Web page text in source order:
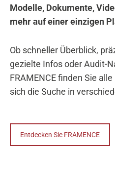
Modelle, Dokumente,
mehr auf einer einzigen
Ob schneller Überblick,
gezielte Infos oder Audit-
FRAMENCE finden Sie
sich die Suche in
Entdecken Sie FRAMENCE